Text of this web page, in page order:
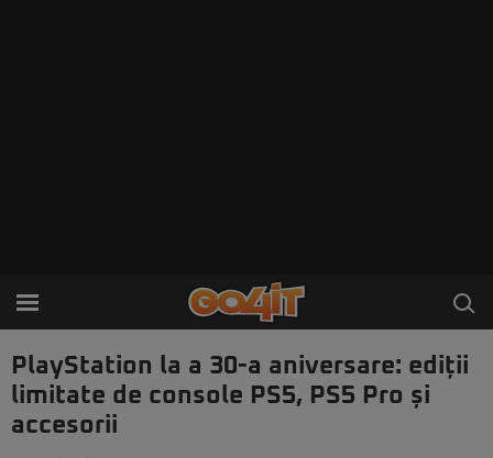
PlayStation la a 30-a aniversare: ediții
limitate de console PS5, PS5 Pro și
accesorii